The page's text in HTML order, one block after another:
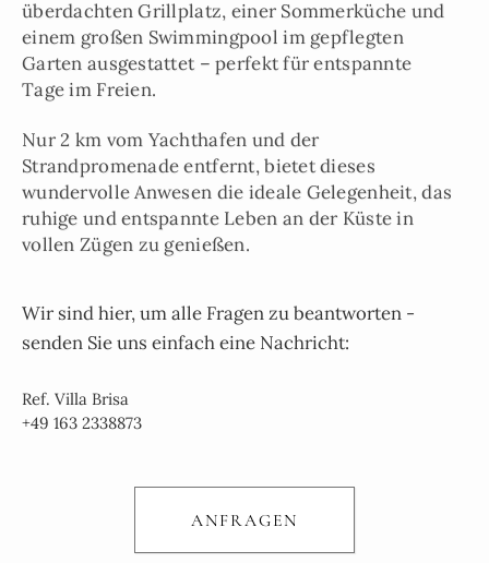
überdachten Grillplatz, einer Sommerküche und
einem großen Swimmingpool im gepflegten
Garten ausgestattet – perfekt für entspannte
Tage im Freien.
Nur 2 km vom Yachthafen und der
Strandpromenade entfernt, bietet dieses
wundervolle Anwesen die ideale Gelegenheit, das
ruhige und entspannte Leben an der Küste in
vollen Zügen zu genießen.
Wir sind hier, um alle Fragen zu beantworten -
senden Sie uns einfach eine Nachricht:
Ref. Villa Brisa
+49 163 2338873
ANFRAGEN